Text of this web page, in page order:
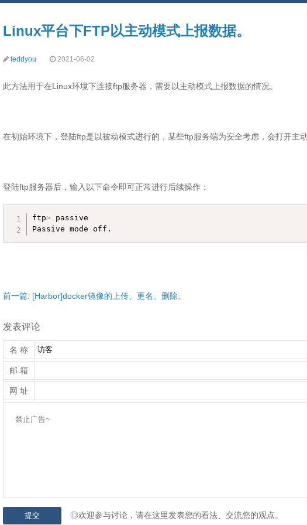
Linux平台下FTP以主动模式上报数据。
teddyou 2021-06-02
此方法用于在Linux环境下连接ftp服务器，需要以主动模式上报数据的情况。
在初始环境下，登陆ftp是以被动模式进行的，某些ftp服务端为安全考虑，会打开主
登陆ftp服务器后，输入以下命令即可正常进行后续操作：
ftp> passive
Passive mode off.
前一篇: [Harbor]docker镜像的上传、更名、删除。
发表评论
名 称
邮 箱
网 址
◎欢迎参与讨论，请在这里发表您的看法、交流您的观点。